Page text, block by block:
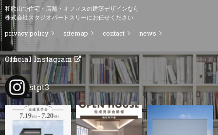
和歌山で住宅・店舗・オフィスの建築デザインなら
株式会社スタジオパートスリーにお任せください
privacy policy sitemap contact news
Official Instagram
stpt3